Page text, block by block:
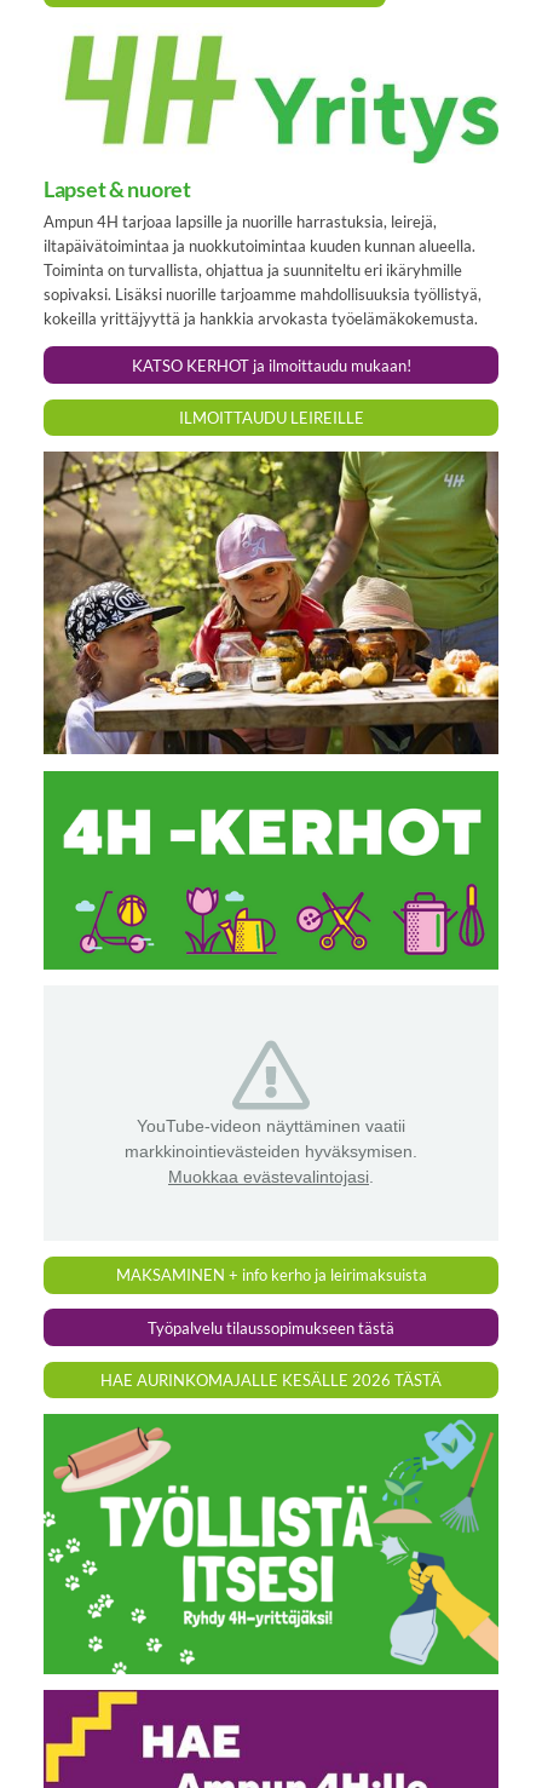
Lapset & nuoret
Ampun 4H tarjoaa lapsille ja nuorille harrastuksia, leirejä,
iltapäivätoimintaa ja nuokkutoimintaa kuuden kunnan alueella.
Toiminta on turvallista, ohjattua ja suunniteltu eri ikäryhmille
sopivaksi. Lisäksi nuorille tarjoamme mahdollisuuksia työllistyä,
kokeilla yrittäjyyttä ja hankkia arvokasta työelämäkokemusta.
KATSO KERHOT ja ilmoittaudu mukaan!
ILMOITTAUDU LEIREILLE
YouTube-videon näyttäminen vaatii
markkinointievästeiden hyväksymisen.
Muokkaa evästevalintojasi
MAKSAMINEN + info kerho ja leirimaksuista
Työpalvelu tilaussopimukseen tästä
HAE AURINKOMAJALLE KESÄLLE 2026 TÄSTÄ